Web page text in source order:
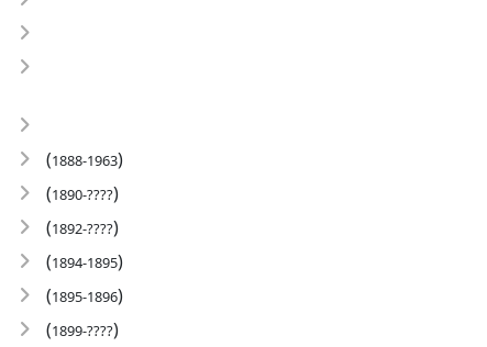
(1888-1963)
(1890-????)
(1892-????)
(1894-1895)
(1895-1896)
(1899-????)